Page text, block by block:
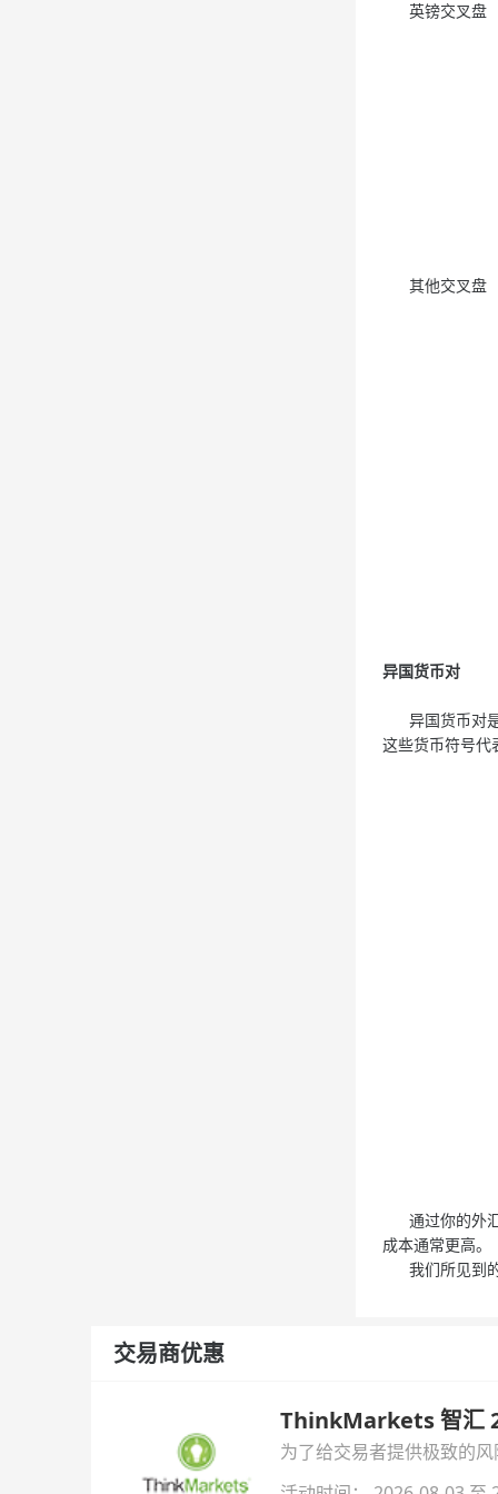
英镑交叉盘
其他交叉盘
异国货币对
异国货币对是
这些货币符号代
通过你的外汇
成本通常更高。
我们所见到的
交易商优惠
ThinkMarkets 智汇
为了给交易者提供极致的
与白银交易！本文将为您